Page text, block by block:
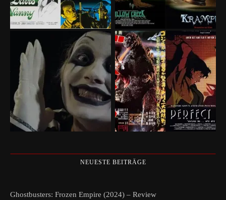
NEUESTE BEITRÄGE
Ghostbusters: Frozen Empire (2024) – Review